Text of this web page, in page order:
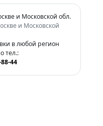
и Московской обл.
и Московской
в любой регион
тел.:
44